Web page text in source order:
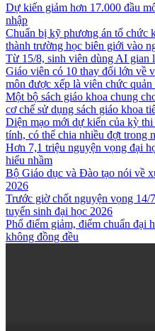
Dự kiến giảm hơn 17.000 đầu
nhập
Chuẩn bị kỹ phương án tổ chức
thành trường học biên giới vào
Từ 15/8, sinh viên dùng AI gian
Giáo viên có 10 thay đổi lớn về
môn được xếp là viên chức
Một bộ sách giáo khoa chung
cơ chế sử dụng sách giáo khoa
Diện mạo mới dự kiến của kỳ
tính, có thể chia nhiều đợt trong
Hơn 7,1 triệu nguyện vọng đại
hiểu nhầm
Bộ Giáo dục và Đào tạo nói về
2026
Trước giờ chốt nguyện vọng 14/
tuyển sinh đại học 2026
Phổ điểm giảm, điểm chuẩn đại
không đồng đều